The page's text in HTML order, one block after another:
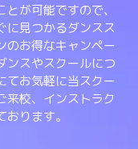
が可能ですので、
に見つかるダンスス
のお得なキャンペー
ンスやスクールにつ
てお気軽に当スクー
来校、インストラク
ります。